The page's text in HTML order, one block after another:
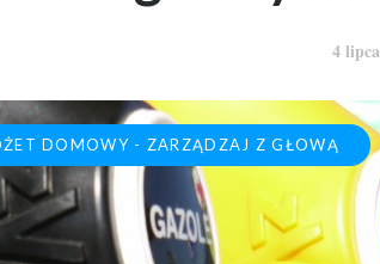
4
DOMOWY - ZARZĄDZAJ Z GŁOWĄ